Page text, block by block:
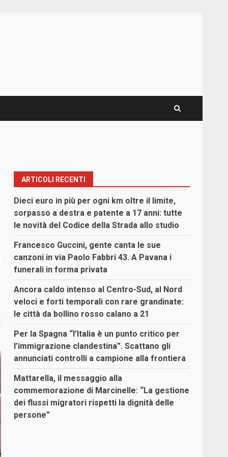
ARTICOLI RECENTI
Dieci euro in più per ogni km oltre il limite,
sorpasso a destra e patente a 17 anni: tutte
le novità del Codice della Strada allo studio
Francesco Guccini, gente canta le sue
canzoni in via Paolo Fabbri 43. A Pavana i
funerali in forma privata
Ancora caldo intenso al Centro-Sud, al Nord
veloci e forti temporali con rare grandinate:
le città da bollino rosso calano a 21
Per la Spagna “l’Italia è un punto critico per
l’immigrazione clandestina”. Scattano gli
annunciati controlli a campione alla frontiera
Mattarella, il messaggio alla
commemorazione di Marcinelle: “La gestione
dei flussi migratori rispetti la dignità delle
persone”